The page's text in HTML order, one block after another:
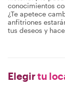
conocimientos
¿Te apetece
anfitriones
tus deseos y
Elegirtu